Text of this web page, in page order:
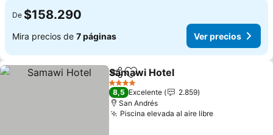
De $158.290
Mira precios de 7 páginas Ver precios
CompartirAgregar a favoritos
Samawi Hotel
4 Estrellas
8,5 Excelente
2.859
San Andrés
Piscina elevada al aire libre